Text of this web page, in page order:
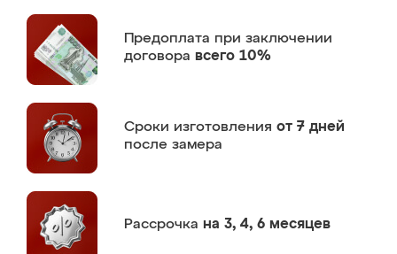
Предоплата при заключении
договора всего 10%
Сроки изготовления от 7 дней
после замера
Рассрочка на 3, 4, 6 месяцев